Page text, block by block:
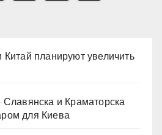
Китай планируют увеличить
и Краматорска
для Киева